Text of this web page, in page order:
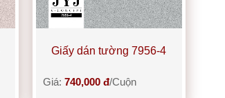
Giấy dán tường 7956-4
Giá: 740,000 đ/Cuộn